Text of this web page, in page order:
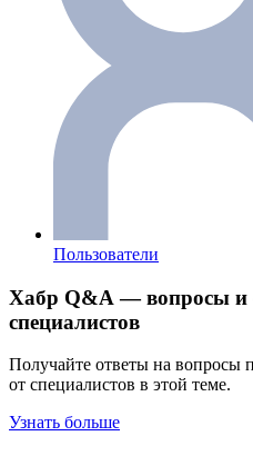
Пользователи
Хабр Q&A — вопросы и
специалистов
Получайте ответы на вопросы
от специалистов в этой теме.
Узнать больше